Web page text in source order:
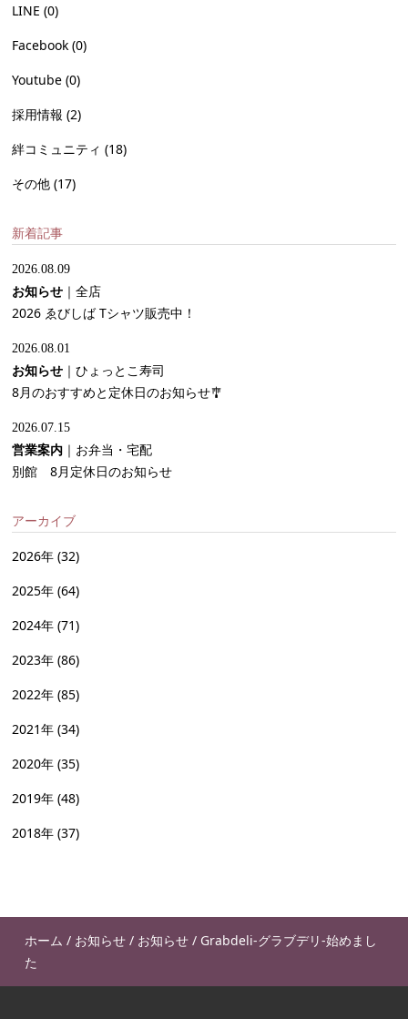
LINE(0)
Facebook(0)
Youtube(0)
採用情報(2)
絆コミュニティ(18)
その他(17)
新着記事
2026.08.09
お知らせ ｜全店
2026 ゑびしば Tシャツ販売中！
2026.08.01
お知らせ ｜ひょっとこ寿司
8月のおすすめと定休日のお知らせ🎐
2026.07.15
営業案内 ｜ お弁当・宅配
別館 8月定休日のお知らせ
アーカイブ
2026年 (32)
2025年 (64)
2024年 (71)
2023年 (86)
2022年 (85)
2021年 (34)
2020年 (35)
2019年 (48)
2018年 (37)
ホーム / お知らせ/ お知らせ/ Grabdeli-グラブデリ-始めまし
た